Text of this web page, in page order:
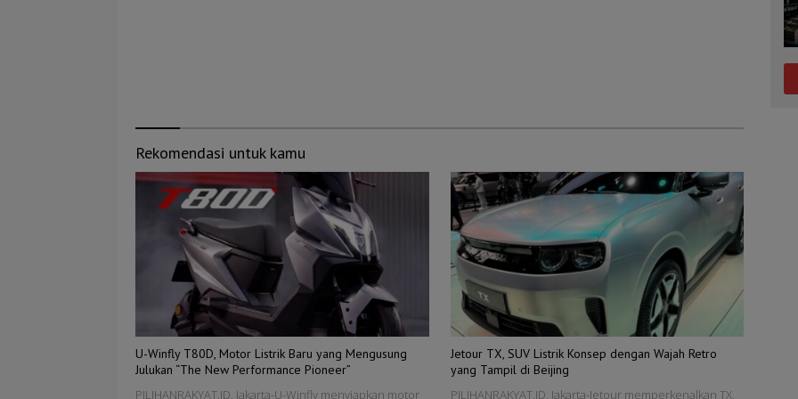
Rekomendasi untuk kamu
U-Winfly T80D, Motor Listrik Baru yang Mengusung
Julukan “The New Performance Pioneer”
PILIHANRAKYAT.ID, Jakarta-U-Winfly menyiapkan motor
Jetour TX, SUV Listrik Konsep dengan Wajah Retro
yang Tampil di Beijing
PILIHANRAKYAT.ID, Jakarta-Jetour memperkenalkan TX,